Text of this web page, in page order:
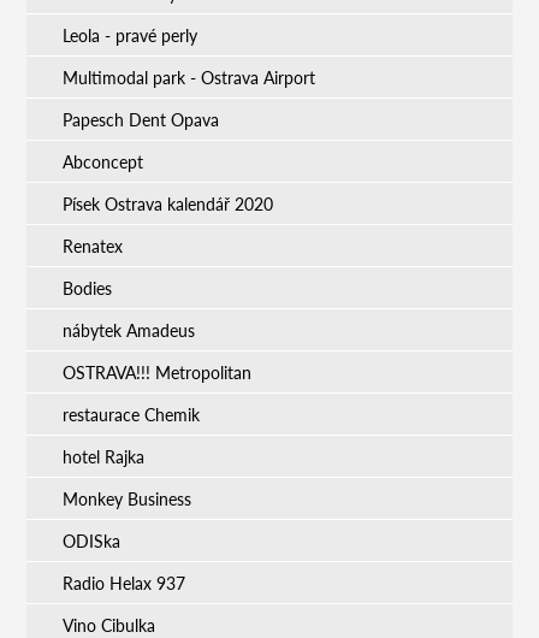
Leola - pravé perly
Multimodal park - Ostrava Airport
Papesch Dent Opava
Abconcept
Písek Ostrava kalendář 2020
Renatex
Bodies
nábytek Amadeus
OSTRAVA!!! Metropolitan
restaurace Chemik
hotel Rajka
Monkey Business
ODISka
Radio Helax 937
Vino Cibulka